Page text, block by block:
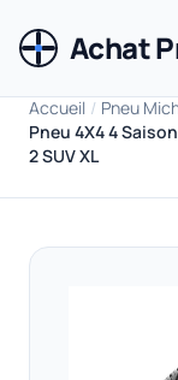
Achat
Accueil / Pneu
Pneu 4X4 4
2 SUV XL